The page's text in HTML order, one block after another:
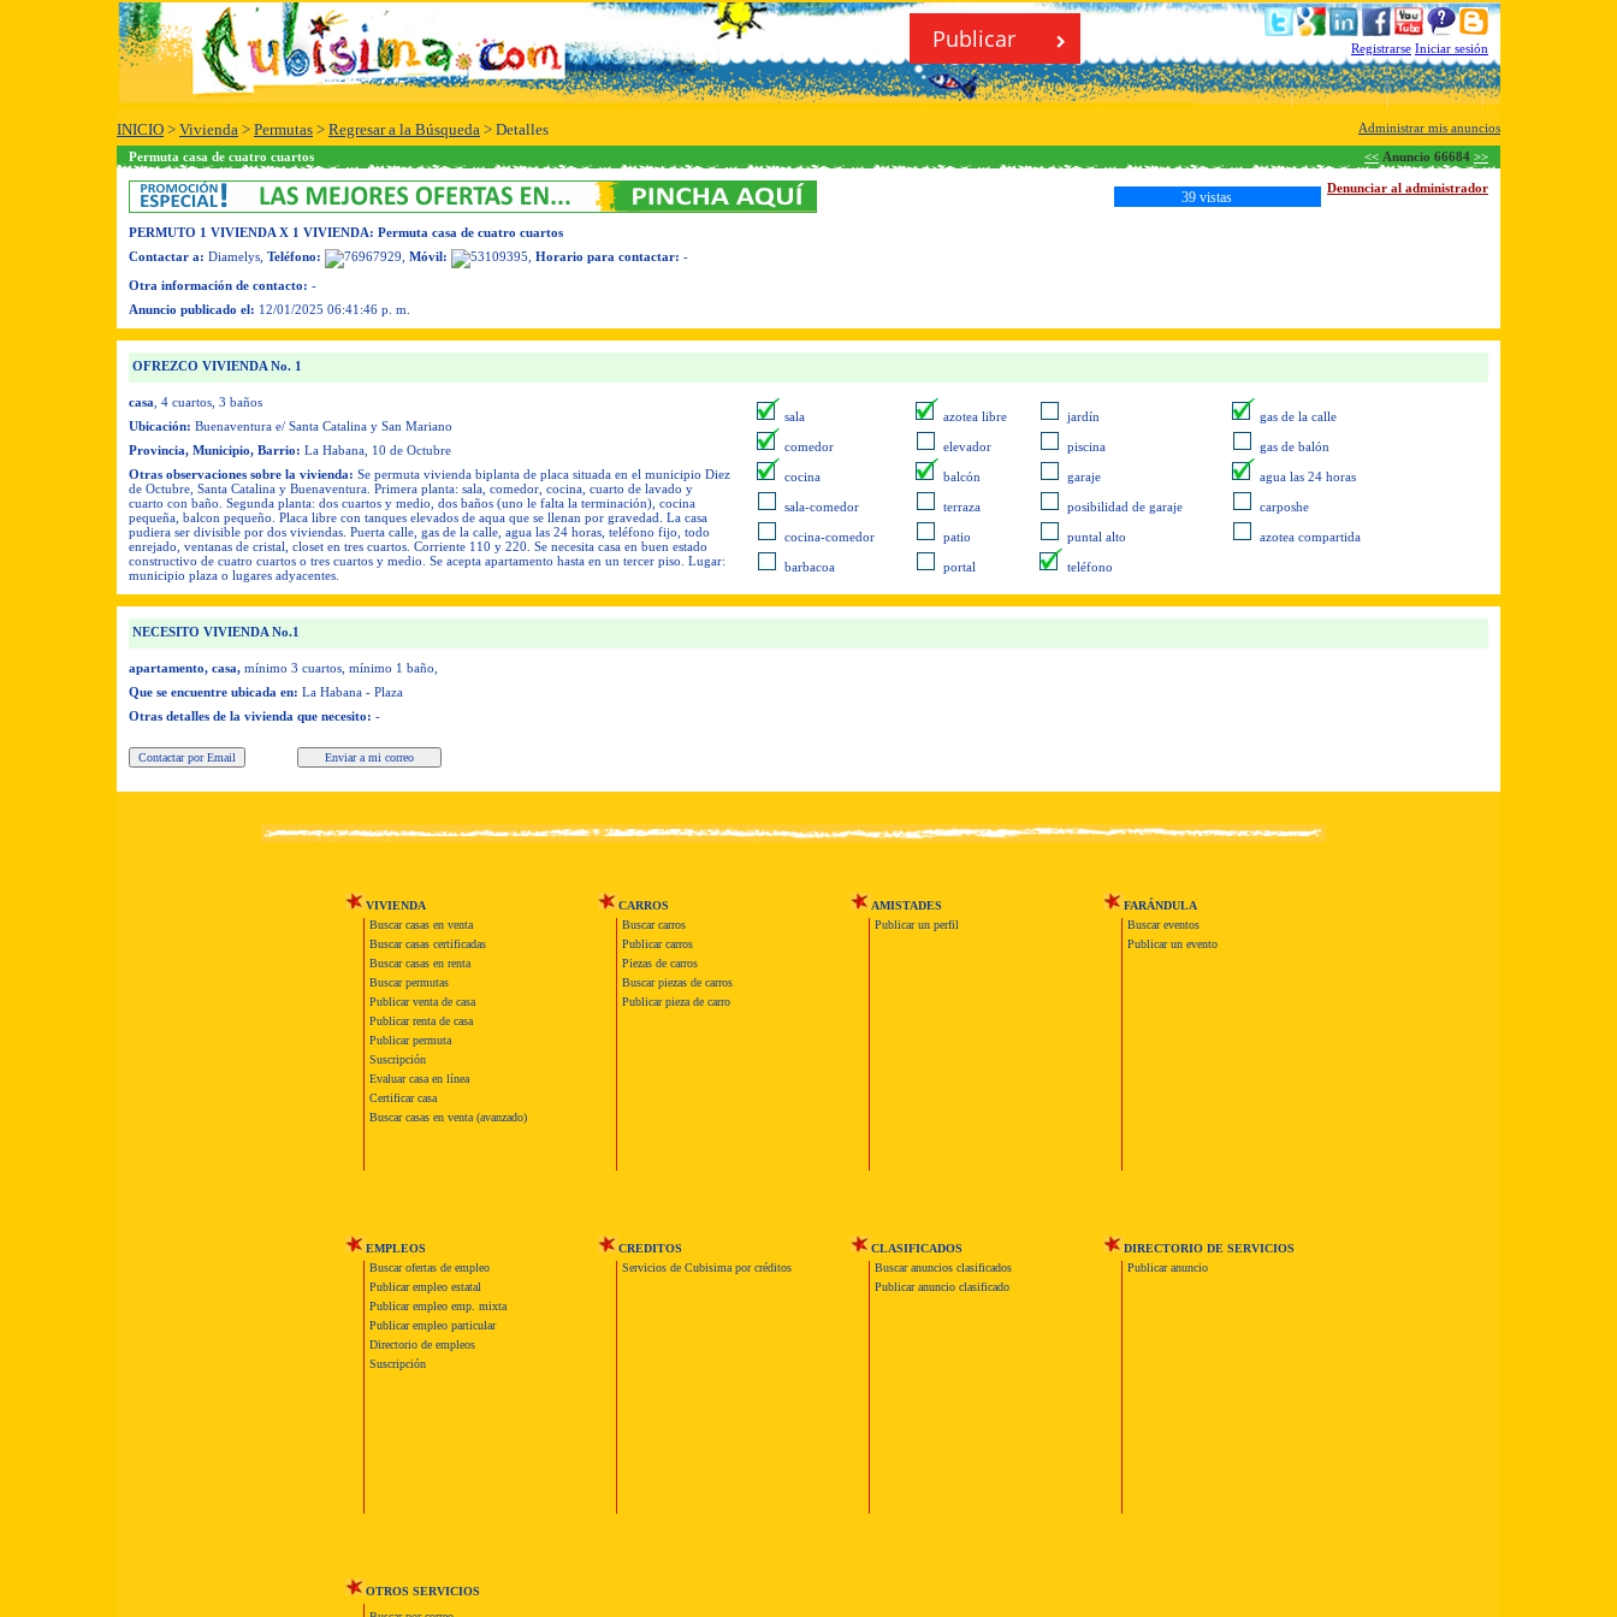
Publicar Registrarse Iniciar sesión
INICIO > Vivienda > Permutas > Regresar a la Búsqueda > Detalles
Administrar mis anuncios
Permuta casa de cuatro cuartos
<< Anuncio 66684 >>
Denunciar al administrador
39 vistas
PERMUTO 1 VIVIENDA X 1 VIVIENDA: Permuta casa de cuatro cuartos
Contactar a: Diamelys Teléfono: Móvil: Horario para contactar: -
Otra información de contacto: -
Anuncio publicado el: 12/01/2025 06:41:46 p. m.
OFREZCO VIVIENDA No. 1
casa , 4 cuartos , 3 baños
Ubicación: Buenaventura e/ Santa Catalina y San Mariano
Provincia, Municipio, Barrio: La Habana, 10 de Octubre
Otras observaciones sobre la vivienda: Se permuta vivienda biplanta de placa situada en el municipio Diez
de Octubre, Santa Catalina y Buenaventura. Primera planta: sala, comedor, cocina, cuarto de lavado y
cuarto con baño. Segunda planta: dos cuartos y medio, dos baños (uno le falta la terminación), cocina
pequeña, balcon pequeño. Placa libre con tanques elevados de aqua que se llenan por gravedad. La casa
pudiera ser divisible por dos viviendas. Puerta calle, gas de la calle, agua las 24 horas, teléfono fijo, todo
enrejado, ventanas de cristal, closet en tres cuartos. Corriente 110 y 220. Se necesita casa en buen estado
constructivo de cuatro cuartos o tres cuartos y medio. Se acepta apartamento hasta en un tercer piso. Lugar:
municipio plaza o lugares adyacentes.
sala azotea libre jardín gas de la calle
comedor elevador piscina gas de balón
cocina balcón garaje agua las 24 horas
sala-comedor terraza posibilidad de garaje carposhe
cocina-comedor patio puntal alto azotea compartida
barbacoa portal teléfono
NECESITO VIVIENDA No.1
apartamento, casa, mínimo 3 cuartos, mínimo 1 baño,
Que se encuentre ubicada en: La Habana - Plaza
Otras detalles de la vivienda que necesito: -
VIVIENDA
Buscar casas en venta
Buscar casas certificadas
Buscar casas en renta
Buscar permutas
Publicar venta de casa
Publicar renta de casa
Publicar permuta
Suscripción
Evaluar casa en línea
Certificar casa
Buscar casas en venta (avanzado)
CARROS
Buscar carros
Publicar carros
Piezas de carros
Buscar piezas de carros
Publicar pieza de carro
AMISTADES
Publicar un perfil
FARÁNDULA
Buscar eventos
Publicar un evento
EMPLEOS
Buscar ofertas de empleo
Publicar empleo estatal
Publicar empleo emp. mixta
Publicar empleo particular
Directorio de empleos
Suscripción
CREDITOS
Servicios de Cubisima por créditos
CLASIFICADOS
Buscar anuncios clasificados
Publicar anuncio clasificado
DIRECTORIO DE SERVICIOS
Publicar anuncio
OTROS SERVICIOS